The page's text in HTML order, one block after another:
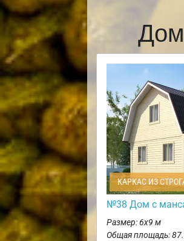
КАРКАС ИЗ
№38 Дом с
Размер: 6х9 м
Общая площадь: